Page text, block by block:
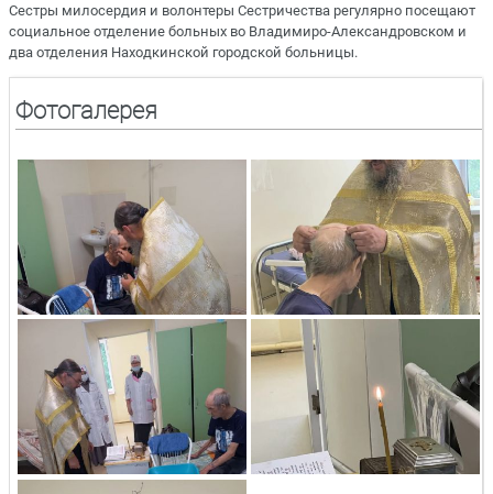
Сестры милосердия и волонтеры Сестричества регулярно посещают
социальное отделение больных во Владимиро-Александровском и
два отделения Находкинской городской больницы.
Фотогалерея